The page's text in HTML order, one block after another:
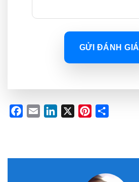
GỬI ĐÁNH GIÁ
Facebook
Email LinkedIn Pinterest